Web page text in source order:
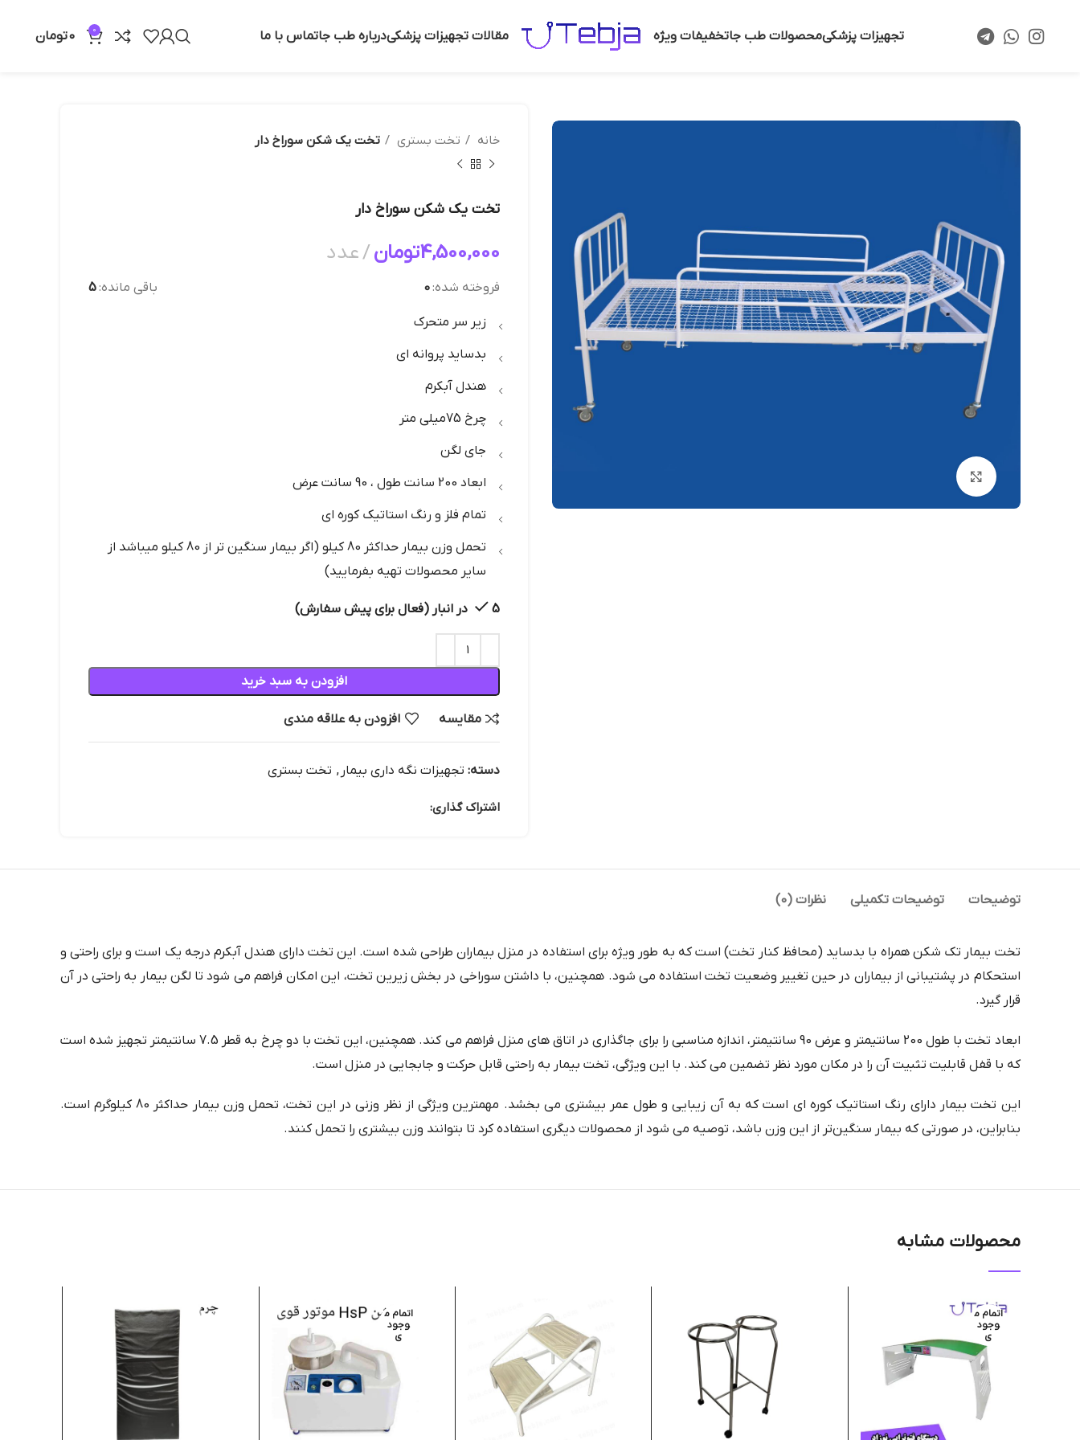
تجهیزات پزشکیمحصولات طب جاتخفیفات ویژه مقالات تجهیزات پزشکیدرباره طب جاتماس با ما 0
0تومان
خانه تخت بستری تخت یک شکن سوراخ دار
تخت یک شکن سوراخ دار
4,500,000تومان عدد
فروخته شده: 0 باقی مانده: 5
زیر سر متحرک
بدساید پروانه ای
هندل آبکرم
چرخ 75میلی متر
جای لگن
ابعاد 200 سانت طول ، 90 سانت عرض
تمام فلز و رنگ استاتیک کوره ای
تحمل وزن بیمار حداکثر 80 کیلو (اگر بیمار سنگین تر از 80 کیلو میباشد از
سایر محصولات تهیه بفرمایید)
5 در انبار (فعال برای پیش سفارش)
افزودن به سبد خرید
مقایسه افزودن به علاقه مندی
دسته: تجهیزات نگه داری بیمار , تخت بستری
اشتراک گذاری:
توضیحات توضیحات تکمیلی نظرات (0)
تخت بیمار تک شکن همراه با بدساید (محافظ کنار تخت) است که به طور ویژه برای استفاده در منزل بیماران طراحی شده است. این تخت دارای هندل آبکرم درجه یک است و برای راحتی و
استحکام در پشتیبانی از بیماران در حین تغییر وضعیت تخت استفاده می شود. همچنین، با داشتن سوراخی در بخش زیرین تخت، این امکان فراهم می شود تا لگن بیمار به راحتی در آن
قرار گیرد.
ابعاد تخت با طول 200 سانتیمتر و عرض 90 سانتیمتر، اندازه مناسبی را برای جاگذاری در اتاق های منزل فراهم می کند. همچنین، این تخت با دو چرخ به قطر 7.5 سانتیمتر تجهیز شده است
که با قفل قابلیت تثبیت آن را در مکان مورد نظر تضمین می کند. با این ویژگی، تخت بیمار به راحتی قابل حرکت و جابجایی در منزل است.
این تخت بیمار دارای رنگ استاتیک کوره ای است که به آن زیبایی و طول عمر بیشتری می بخشد. مهمترین ویژگی از نظر وزنی در این تخت، تحمل وزن بیمار حداکثر 80 کیلوگرم است.
بنابراین، در صورتی که بیمار سنگین‌تر از این وزن باشد، توصیه می شود از محصولات دیگری استفاده کرد تا بتوانند وزن بیشتری را تحمل کنند.
محصولات مشابه
اتمام م
وجود
ی
اتمام م
وجود
ی